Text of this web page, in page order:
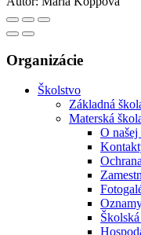
Organizácie
Školstvo
Základná
Materská
O